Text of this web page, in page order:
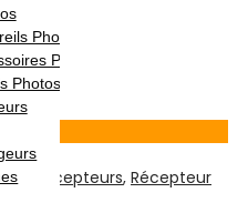
Récepteurs, Récepteur
Photo
Pour
Photos